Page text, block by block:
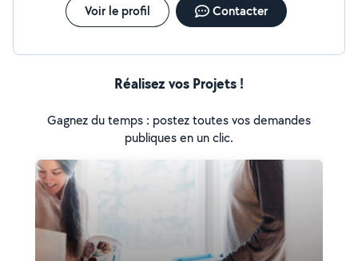
Voir le profil Contacter
Réalisez vos Projets !
Gagnez du temps : postez toutes vos demandes
publiques en un clic.